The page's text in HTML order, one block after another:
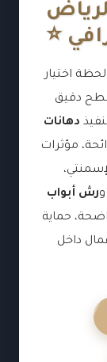
⭐
اختيار
دقيق
دهانات
مؤثرات
رش أبواب
حماية
داخل